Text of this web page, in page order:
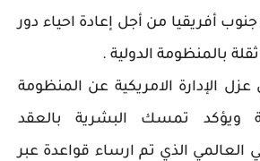
جنوب أفريقيا من أجل إعادة احياء دور
بالمنظومة الدولية .
الإدارة الامريكية عن المنظومة
ويؤكد تمسك البشرية بالعقد
العالمي الذي تم ارساء قواعدة عبر